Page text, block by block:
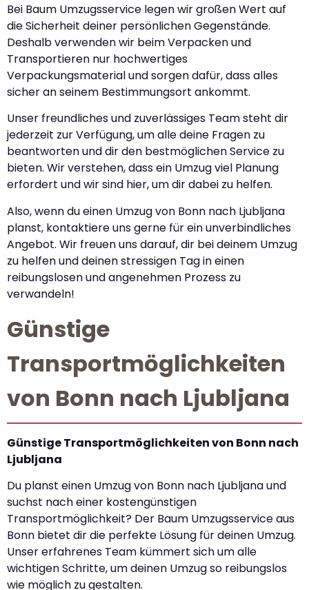
Bei Baum Umzugsservice legen wir großen Wert auf
die Sicherheit deiner persönlichen Gegenstände.
Deshalb verwenden wir beim Verpacken und
Transportieren nur hochwertiges
Verpackungsmaterial und sorgen dafür, dass alles
sicher an seinem Bestimmungsort ankommt.
Unser freundliches und zuverlässiges Team steht dir
jederzeit zur Verfügung, um alle deine Fragen zu
beantworten und dir den bestmöglichen Service zu
bieten. Wir verstehen, dass ein Umzug viel Planung
erfordert und wir sind hier, um dir dabei zu helfen.
Also, wenn du einen Umzug von Bonn nach Ljubljana
planst, kontaktiere uns gerne für ein unverbindliches
Angebot. Wir freuen uns darauf, dir bei deinem Umzug
zu helfen und deinen stressigen Tag in einen
reibungslosen und angenehmen Prozess zu
verwandeln!
Günstige
Transportmöglichkeiten
von Bonn nach Ljubljana
Günstige Transportmöglichkeiten von Bonn nach
Ljubljana
Du planst einen Umzug von Bonn nach Ljubljana und
suchst nach einer kostengünstigen
Transportmöglichkeit? Der Baum Umzugsservice aus
Bonn bietet dir die perfekte Lösung für deinen Umzug.
Unser erfahrenes Team kümmert sich um alle
wichtigen Schritte, um deinen Umzug so reibungslos
wie möglich zu gestalten.